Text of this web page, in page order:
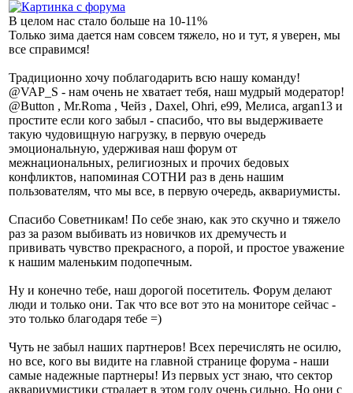
В целом нас стало больше на 10-11%
Только зима дается нам совсем тяжело, но и тут, я уверен, мы
все справимся!
Традиционно хочу поблагодарить всю нашу команду!
@VAP_S - нам очень не хватает тебя, наш мудрый модератор!
@Button , Mr.Roma , Чейз , Daxel, Ohri, e99, Мелиса, argan13 и
простите если кого забыл - спасибо, что вы выдерживаете
такую чудовищную нагрузку, в первую очередь
эмоциональную, удерживая наш форум от
межнациональных, религиозных и прочих бедовых
конфликтов, напоминая СОТНИ раз в день нашим
пользователям, что мы все, в первую очередь, аквариумисты.
Спасибо Советникам! По себе знаю, как это скучно и тяжело
раз за разом выбивать из новичков их дремучесть и
прививать чувство прекрасного, а порой, и простое уважение
к нашим маленьким подопечным.
Ну и конечно тебе, наш дорогой посетитель. Форум делают
люди и только они. Так что все вот это на мониторе сейчас -
это только благодаря тебе =)
Чуть не забыл наших партнеров! Всех перечислять не осилю,
но все, кого вы видите на главной странице форума - наши
самые надежные партнеры! Из первых уст знаю, что сектор
аквариумистики страдает в этом году очень сильно. Но они с